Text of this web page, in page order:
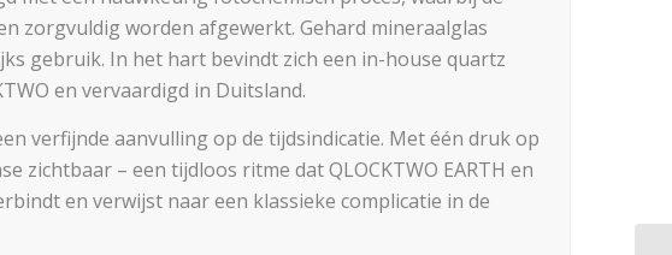
zorgvuldig worden afgewerkt. Gehard mineraalglas
gebruik. In het hart bevindt zich een in-house quartz
en vervaardigd in Duitsland.
verfijnde aanvulling op de tijdsindicatie. Met één druk op
zichtbaar – een tijdloos ritme dat QLOCKTWO EARTH en
en verwijst naar een klassieke complicatie in de